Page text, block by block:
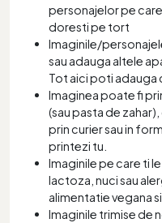
personajelor pe
doresti pe tort
Imaginile/
sau adauga altele
Tot aici poti adauga
Imaginea poate fi
(sau pasta de
prin curier sau in
printezi tu.
Imaginile pe care ti
lactoza, nuci sau
alimentatie vegana
Imaginile trimise de